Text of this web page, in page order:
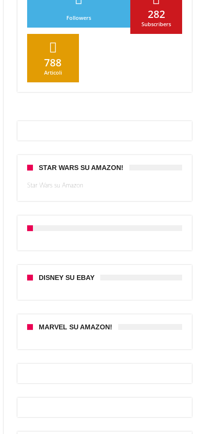
Followers 282
Subscribers
788
Articoli
STAR WARS SU AMAZON!
Star Wars su Amazon
DISNEY SU EBAY
MARVEL SU AMAZON!